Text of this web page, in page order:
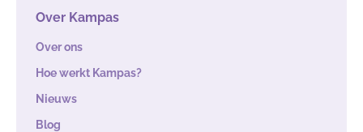
Over Kampas
Over ons
Hoe werkt Kampas?
Nieuws
Blog